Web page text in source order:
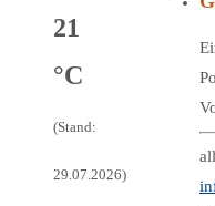
21
°C
(Stand:
29.07.2026)